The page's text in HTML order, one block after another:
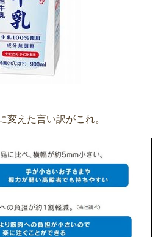
変えた言い訳がこれ。